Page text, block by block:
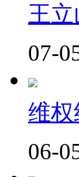
王
07-
维权
06-